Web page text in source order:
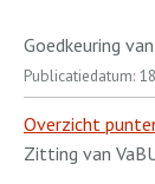
Goedkeuring
Publicatiedatum:
Overzicht
Zitting van